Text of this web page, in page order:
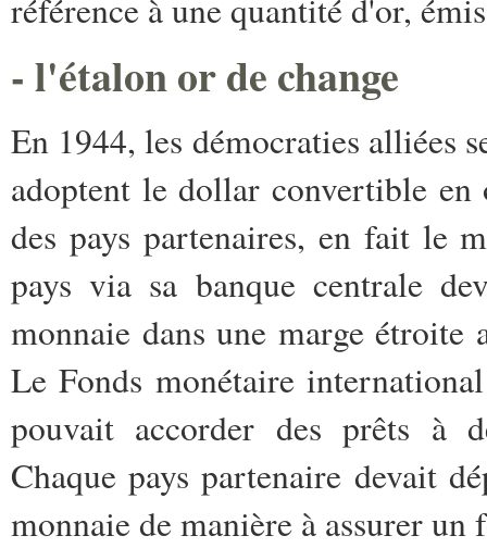
référence à une quantité d'or,
- l'étalon or de change
En 1944, les démocraties alliées
adoptent le dollar convertible en
des pays partenaires, en fait le
pays via sa banque centrale
monnaie dans une marge
Le Fonds monétaire
pouvait accorder des prêts à
Chaque pays partenaire devait
monnaie de manière à assurer